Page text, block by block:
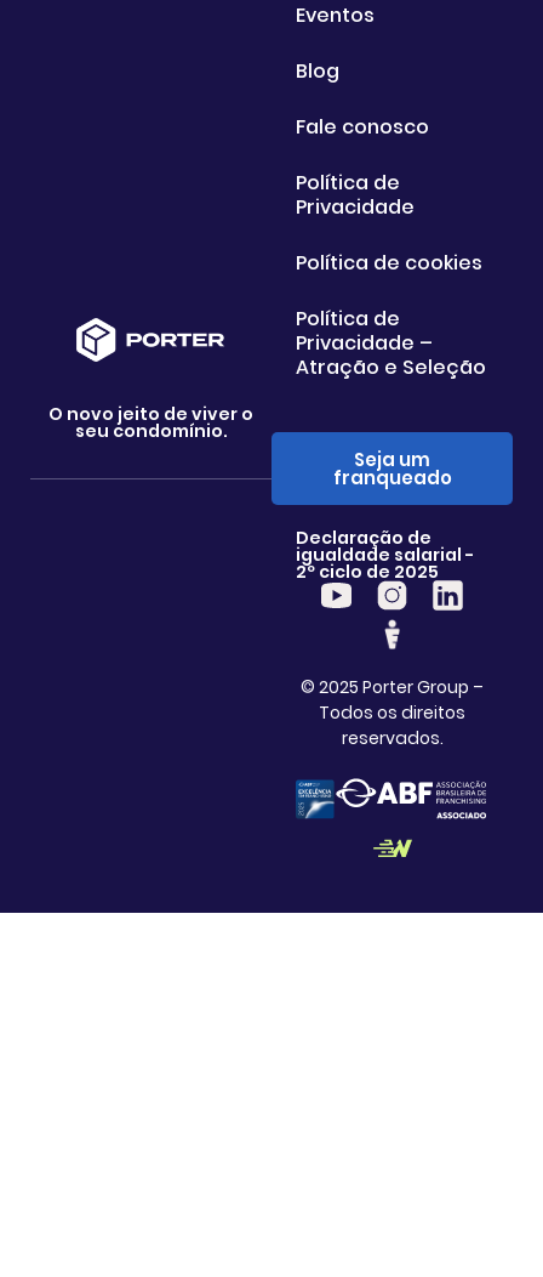
O novo jeito de viver o
seu condomínio.
Eventos
Blog
Fale conosco
Política de
Privacidade
Política de cookies
Política de
Privacidade –
Atração e Seleção
Seja um
franqueado
Declaração de
igualdade salarial -
2º ciclo de 2025
© 2025 Porter Group –
Todos os direitos
reservados.